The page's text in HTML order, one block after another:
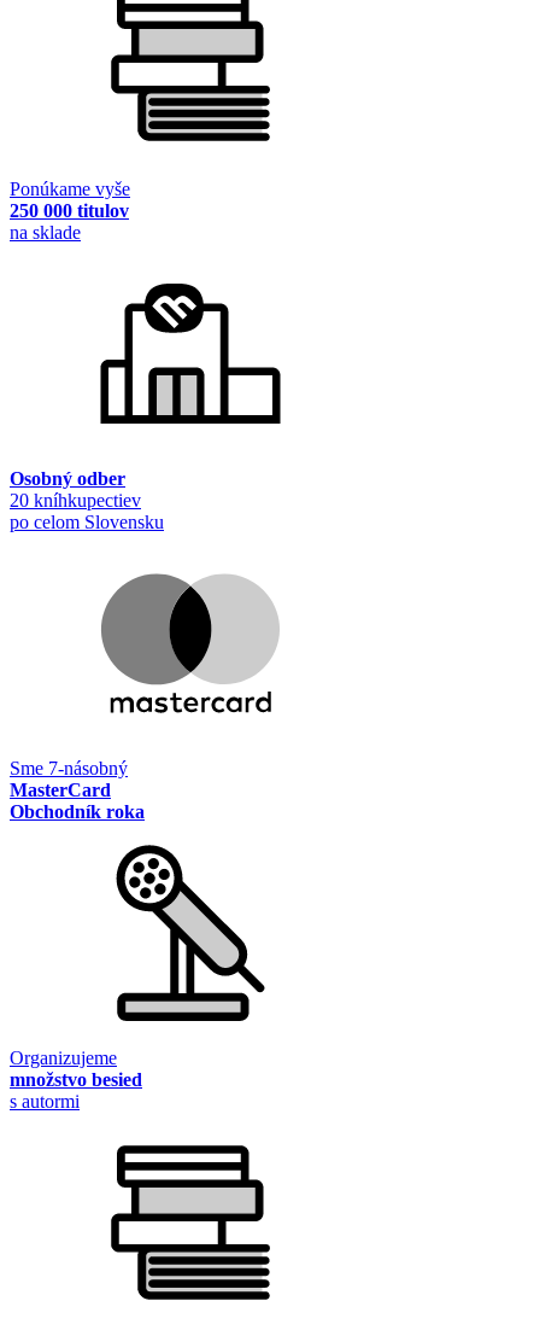
Ponúkame vyše
250 000 titulov
na sklade
Osobný odber
20 kníhkupectiev
po celom Slovensku
Sme 7-násobný
MasterCard
Obchodník roka
Organizujeme
množstvo besied
s autormi